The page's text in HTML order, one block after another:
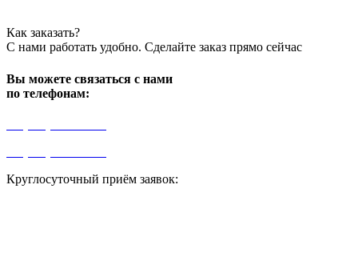
Как заказать?
С нами работать удобно. Сделайте заказ прямо сейчас
Вы можете связаться с нами
по телефонам:
Круглосуточный приём заявок: